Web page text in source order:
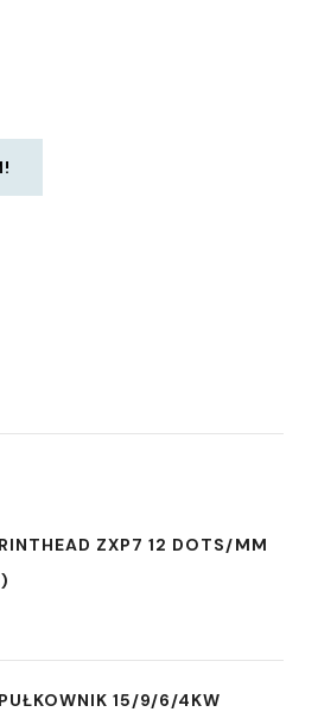
ZXP7 12 DOTS/MM
15/9/6/4KW